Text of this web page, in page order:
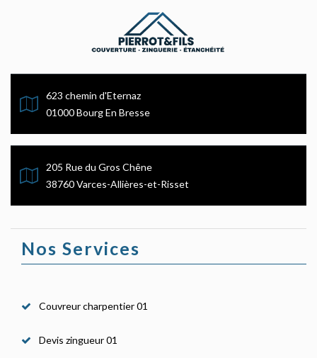
623 chemin d'Eternaz
01000 Bourg En Bresse
205 Rue du Gros Chêne
38760 Varces-Allières-et-Risset
Nos Services
Couvreur charpentier 01
Devis zingueur 01